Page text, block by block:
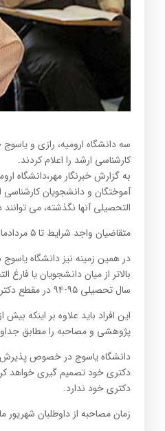
کارشناسی ارشد را اعلام کردند.
التحصیلی آنها نگذشته، می
متقاضیان واجد شرایط تا ۵ مردادماه فرصت دارند مدارک خود را به دانشگاه ارومیه ارسال کنند.
در همین زمینه نیز دانشگاه
بالاتر از میان دانشجویان یا
سال تحصیلی ۹۵-۹۴ در مقطع دکتری بدون آزمون كتبی دانشجو می پذیرد.
پژوهشی و مصاحبه را مطابق
دانشگاه یاسوج در خصوص
دکتری خود تصمیم گیری خواهد
دکتری خود ندارد.
زمان مصاحبه از داوطلبان شهریور ماه سال ۹۴